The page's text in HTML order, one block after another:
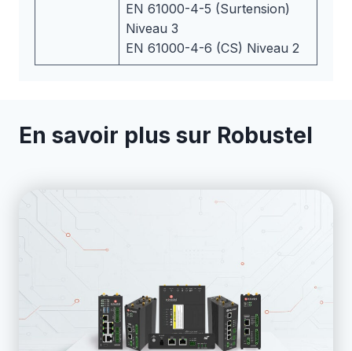
EN 61000-4-5 (Surtension)
Niveau 3
EN 61000-4-6 (CS) Niveau 2
En savoir plus sur Robustel